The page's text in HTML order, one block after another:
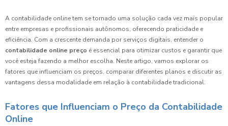
A contabilidade online tem se tornado uma solução cada vez mais popular
entre empresas e profissionais autônomos, oferecendo praticidade e
eficiência. Com a crescente demanda por serviços digitais, entender o
contabilidade online preço é essencial para otimizar custos e garantir que
você esteja fazendo a melhor escolha. Neste artigo, vamos explorar os
fatores que influenciam os preços, comparar diferentes planos e discutir as
vantagens dessa modalidade em relação à contabilidade tradicional.
Fatores que Influenciam o Preço da Contabilidade
Online